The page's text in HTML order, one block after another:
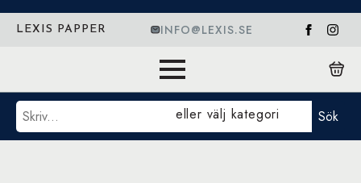
LEXIS PAPPER INFO@LEXIS.SE
Sök eller välj kategori Sök